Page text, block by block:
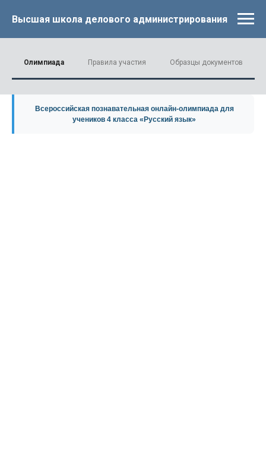
Высшая школа делового администрирования
Олимпиада Правила участия Образцы документов
Всероссийская познавательная онлайн-олимпиада для
учеников 4 класса «Русский язык»